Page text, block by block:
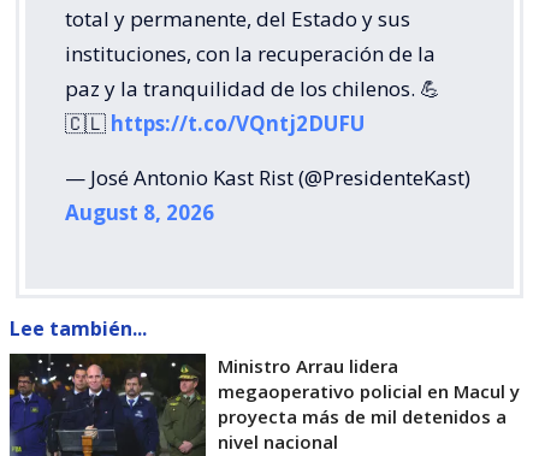
total y permanente, del Estado y sus
instituciones, con la recuperación de la
paz y la tranquilidad de los chilenos. 💪
🇨🇱 https://t.co/VQntj2DUFU
— José Antonio Kast Rist (@PresidenteKast)
August 8, 2026
Lee también...
Ministro Arrau lidera
megaoperativo policial en Macul y
proyecta más de mil detenidos a
nivel nacional